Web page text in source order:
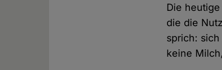
Die
die die
sprich:
keine